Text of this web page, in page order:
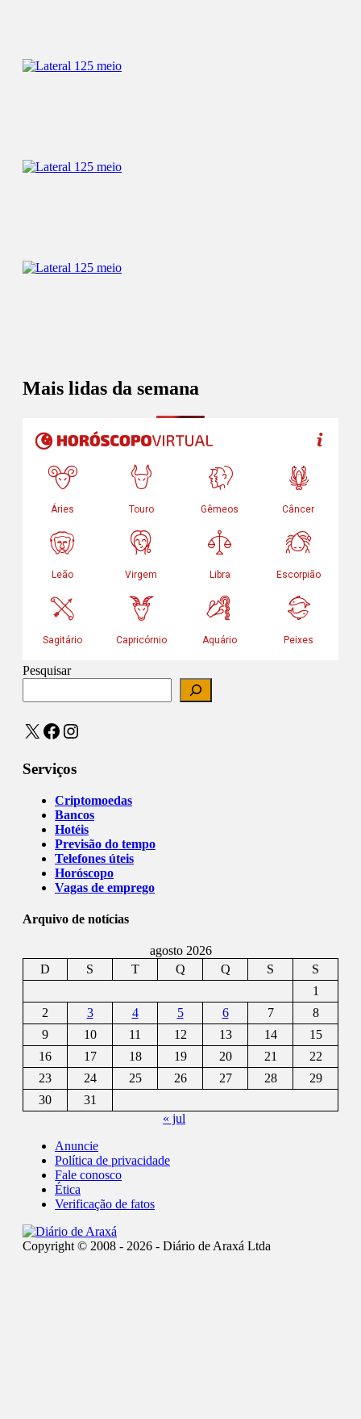
Mais lidas da semana
Pesquisar
X Facebook
Instagram
Serviços
Criptomoedas
Bancos
Hotéis
Previsão do tempo
Telefones úteis
Horóscopo
Vagas de emprego
Arquivo de notícias
agosto 2026
D
S T Q Q S
S
1
2
3 4 5 6 7
8
9
10 11 12 13 14
15
16
17 18 19 20 21
22
23
24 25 26 27 28
29
30
31
« jul
Anuncie
Política de privacidade
Fale conosco
Ética
Verificação de fatos
Copyright © 2008 - 2026 - Diário de Araxá Ltda